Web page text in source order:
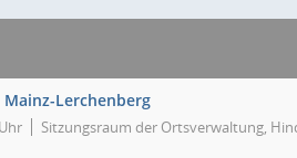
Lerchenberg
Sitzungsraum der Ortsverwaltung,